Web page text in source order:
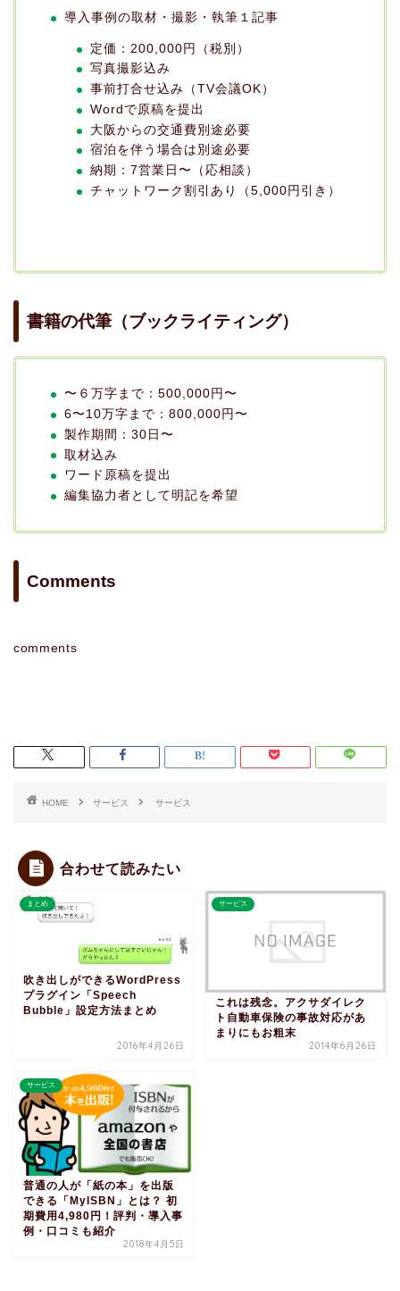
導入事例の取材・撮影・執筆１記事
定価：200,000円（税別）
写真撮影込み
事前打合せ込み（TV会議OK）
Wordで原稿を提出
大阪からの交通費別途必要
宿泊を伴う場合は別途必要
納期：7営業日〜（応相談）
チャットワーク割引あり（5,000円引き）
書籍の代筆（ブックライティング）
〜６万字まで：500,000円〜
6〜10万字まで：800,000円〜
製作期間：30日〜
取材込み
ワード原稿を提出
編集協力者として明記を希望
Comments
comments
HOME サービス サービス
合わせて読みたい
まとめ
吹き出しができるWordPress
プラグイン「Speech
Bubble」設定方法まとめ
2016年4月26日
サービス
これは残念。アクサダイレク
ト自動車保険の事故対応があ
まりにもお粗末
2014年6月26日
サービス
普通の人が「紙の本」を出版
できる「MyISBN」とは？ 初
期費用4,980円！評判・導入事
例・口コミも紹介
2018年4月5日